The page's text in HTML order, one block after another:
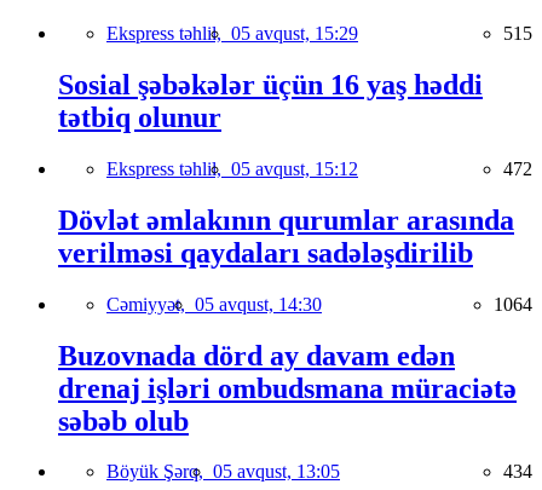
Ekspress təhlil, 05 avqust, 15:29 515
Sosial şəbəkələr üçün 16 yaş həddi
tətbiq olunur
Ekspress təhlil, 05 avqust, 15:12 472
Dövlət əmlakının qurumlar arasında
verilməsi qaydaları sadələşdirilib
Cəmiyyət, 05 avqust, 14:30 1064
Buzovnada dörd ay davam edən
drenaj işləri ombudsmana müraciətə
səbəb olub
Böyük Şərq, 05 avqust, 13:05 434